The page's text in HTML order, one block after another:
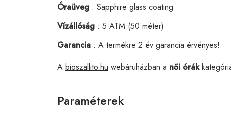
Óraüveg : Sapphire glass coating
Vízállóság : 5 ATM (50 méter)
Garancia : A termékre 2 év garancia érvényes!
A bioszallito.hu webáruházban a női órák
Paraméterek